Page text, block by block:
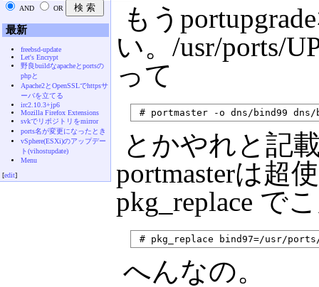
もう
い。/usr/ports/
って
とかやれと記
portmasterは超
pkg_replace で
へんなの。
AND OR
最新
freebsd-update
Let's Encrypt
野良buildなapacheとportsの
phpと
Apache2とOpenSSLでhttpsサ
ーバを立てる
irc2.10.3+jp6
Mozilla Firefox Extensions
svkでリポジトリをmirror
ports名が変更になったとき
vSphere(ESXi)のアップデー
ト(vihostupdate)
Menu
[edit]